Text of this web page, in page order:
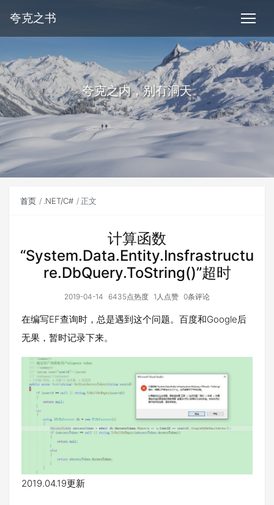
夸克之书
夸克之内，别有洞天
首页 .NET/C# 正文
计算函数
“System.Data.Entity.Insfrastructu
re.DbQuery.ToString()”超时
2019-04-14 6435点热度 1人点赞 0条评论
在编写EF查询时，总是遇到这个问题。百度和Google后
无果，暂时记录下来。
2019.04.19更新